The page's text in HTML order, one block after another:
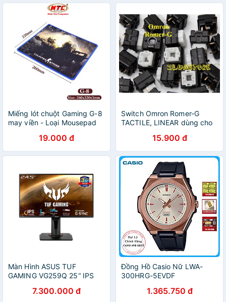
Miếng lót chuột Gaming G-8
may viền - Loại Mousepad
19.000 đ
Switch Omron Romer-G
TACTILE, LINEAR dùng cho
15.900 đ
Màn Hình ASUS TUF
GAMING VG259Q 25“ IPS
7.300.000 đ
Đồng Hồ Casio Nữ LWA-
300HRG-5EVDF
1.365.750 đ